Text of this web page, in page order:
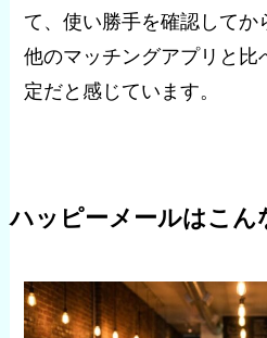
て、使い勝手を確認してか
他のマッチングアプリと比
定だと感じています。
ハッピーメールはこん